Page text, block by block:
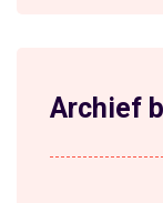
Archief